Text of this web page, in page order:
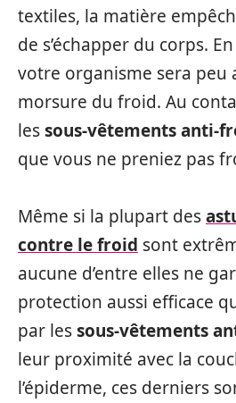
textiles, la matière
de s’échapper du corps.
votre organisme sera peu
morsure du froid. Au
lessous-vêtements anti-
que vous ne preniez pas
Même si la plupart des
contre le froid sont
aucune d’entre elles ne
protection aussi efficace
par lessous-vêtements
leur proximité avec la
l’épiderme, ces derniers